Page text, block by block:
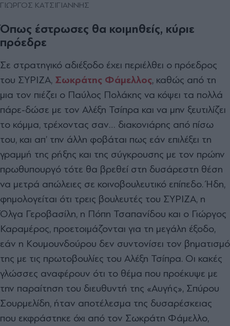
ΓΙΩΡΓΟΣ ΚΑΤΣΙΓΙΑΝΝΗΣ
Όπως έστρωσες θα κοιµηθείς, κύριε
πρόεδρε
Σε στρατηγικό αδιέξοδο έχει περιέλθει ο πρόεδρος
του ΣΥΡΙΖΑ, Σωκράτης Φάµελλος, καθώς από τη
µια τον πιέζει ο Παύλος Πολάκης να κόψει τα πολλά
πάρε-δώσε µε τον Αλέξη Τσίπρα και να µην ξευτιλίζει
το κόµµα, τρέχοντας σαν… διακονιάρης από πίσω
του, και απ’ την άλλη φοβάται πως εάν επιλέξει τη
γραµµή της ρήξης και της σύγκρουσης µε τον πρώην
πρωθυπουργό τότε θα βρεθεί στη δυσάρεστη θέση
να µετρά απώλειες σε κοινοβουλευτικό επίπεδο. Ήδη,
φηµολογείται ότι τρεις βουλευτές του ΣΥΡΙΖΑ, η
Όλγα Γεροβασίλη, η Πόπη Τσαπανίδου και ο Γιώργος
Καραµέρος, προετοιµάζονται για τη µεγάλη έξοδο,
εάν η Κουµουνδούρου δεν συντονίσει τον βηµατισµό
της µε τις πρωτοβουλίες του Αλέξη Τσίπρα. Οι κακές
γλώσσες αναφέρουν ότι το θέµα που προέκυψε µε
την παραίτηση του διευθυντή της «Αυγής», Σπύρου
Σουρµελίδη, ήταν αποτέλεσµα της δυσαρέσκειας
που εκφράστηκε όχι από τον Σωκράτη Φάµελλο,